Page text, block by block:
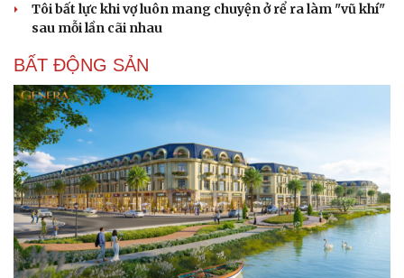
Tôi bất lực khi vợ luôn mang chuyện ở rể ra làm "vũ khí"
sau mỗi lần cãi nhau
BẤT ĐỘNG SẢN